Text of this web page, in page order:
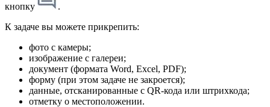
кнопку
.
К задаче вы можете прикрепить:
фото с камеры;
изображение с галереи;
документ (формата Word, Excel, PDF);
форму (при этом задаче не закроется);
данные, отсканированные с QR-кода или штрихкода;
отметку о местоположении.